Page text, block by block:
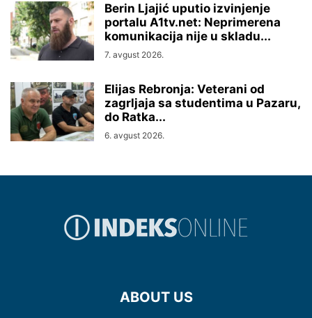
Berin Ljajić uputio izvinjenje
portalu A1tv.net: Neprimerena
komunikacija nije u skladu...
7. avgust 2026.
Elijas Rebronja: Veterani od
zagrljaja sa studentima u Pazaru,
do Ratka...
6. avgust 2026.
ABOUT US